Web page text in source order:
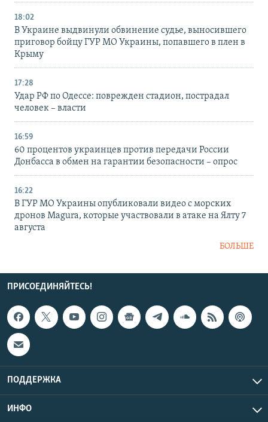
18:02
В Украине выдвинули обвинение судье, выносившего
приговор бойцу ГУР МО Украины, попавшего в плен в
Крыму
17:28
Удар РФ по Одессе: поврежден стадион, пострадал
человек – власти
16:59
60 процентов украинцев против передачи России
Донбасса в обмен на гарантии безопасности – опрос
16:22
В ГУР МО Украины опубликовали видео с морских
дронов Magura, которые участвовали в атаке на Ялту 7
августа
БОЛЬШЕ
ПРИСОЕДИНЯЙТЕСЬ!
ПОДДЕРЖКА
ИНФО